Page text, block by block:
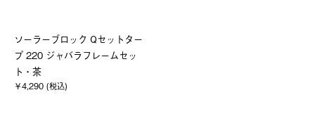
ソーラーブロック Qセットター
プ 220 ジャバラフレームセッ
ト・茶
￥4,290 (税込)